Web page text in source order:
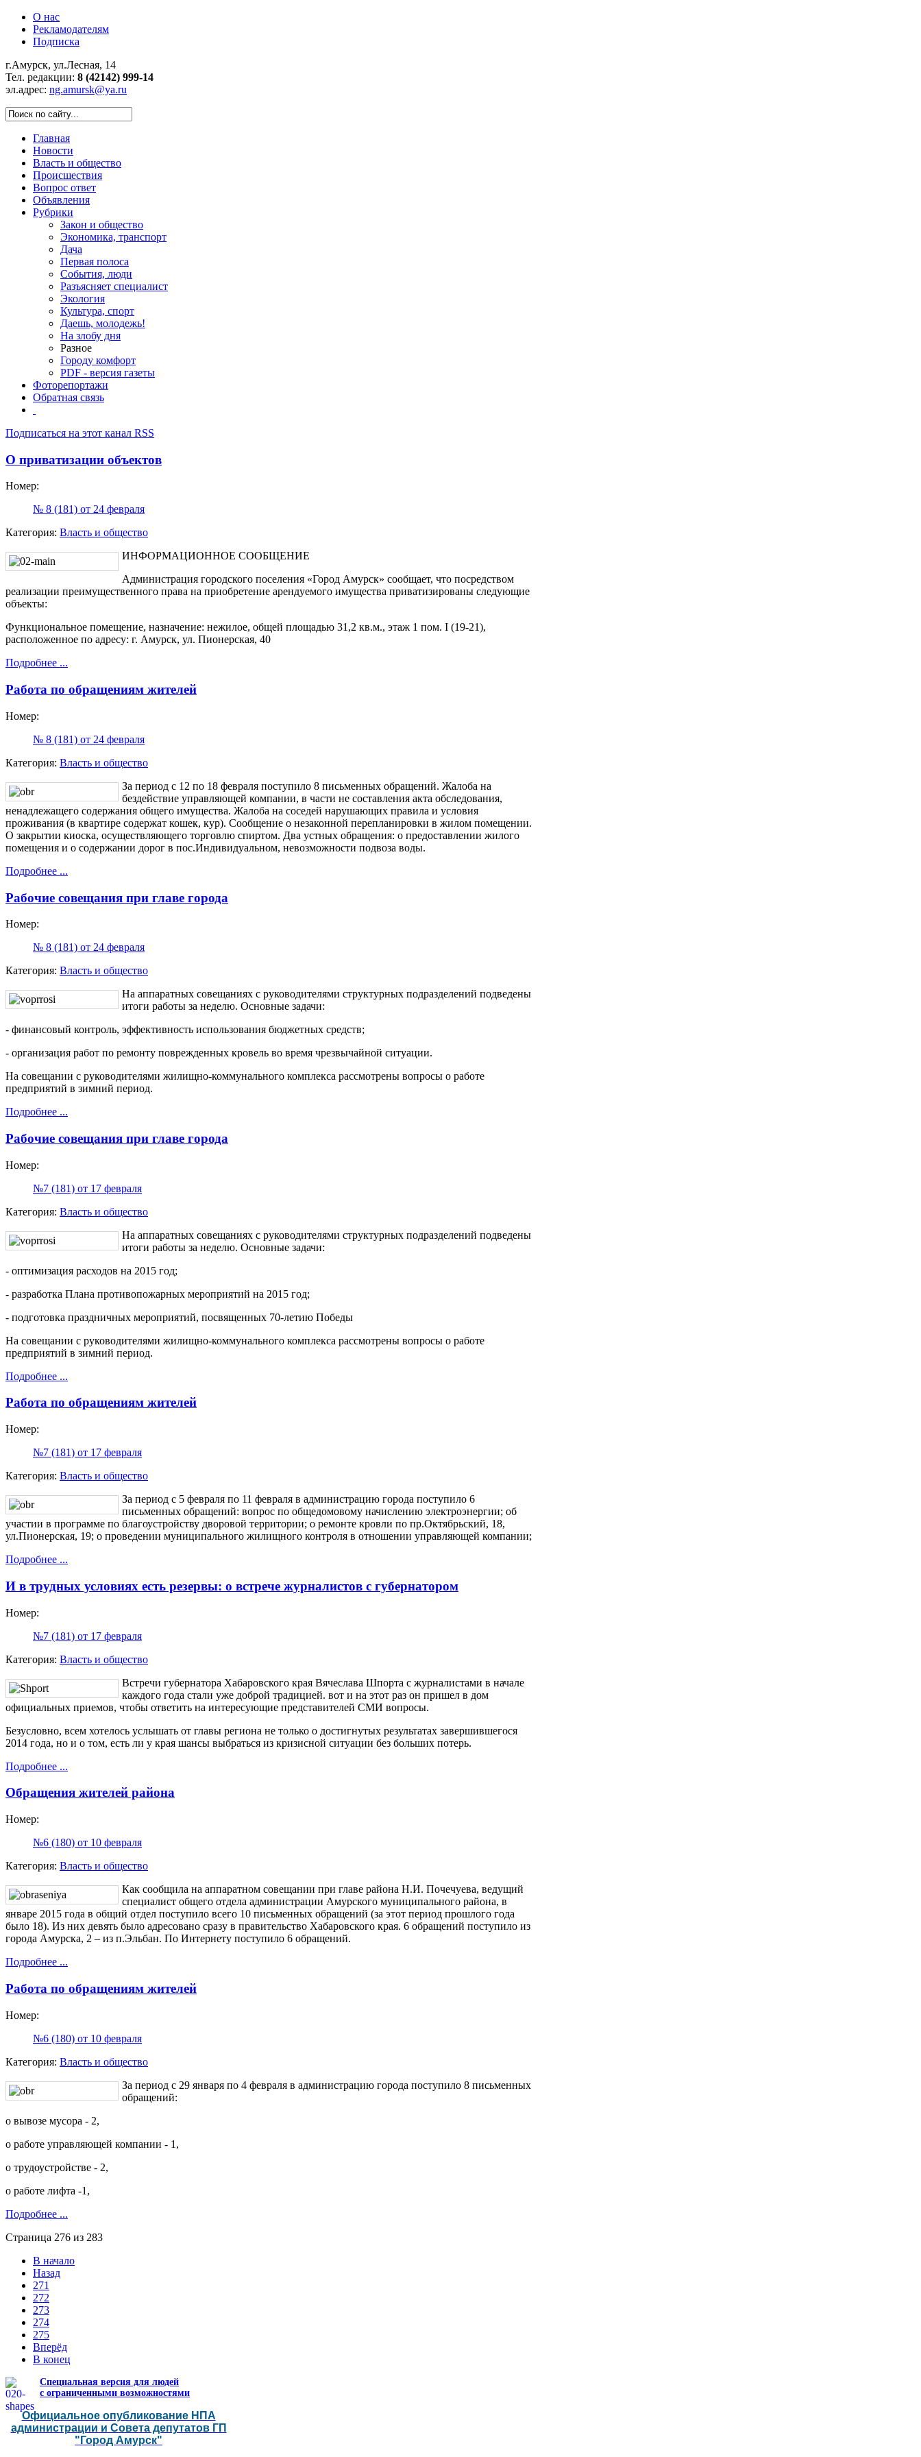
О нас
Рекламодателям
Подписка
г.Амурск, ул.Лесная, 14
Тел. редакции: 8 (42142) 999-14
эл.адрес: ng.amursk@ya.ru
Главная
Новости
Власть и общество
Происшествия
Вопрос ответ
Объявления
Рубрики
Закон и общество
Экономика, транспорт
Дача
Первая полоса
События, люди
Разъясняет специалист
Экология
Культура, спорт
Даешь, молодежь!
На злобу дня
Разное
Городу комфорт
PDF - версия газеты
Фоторепортажи
Обратная связь
Подписаться на этот канал RSS
О приватизации объектов
Номер:
№ 8 (181) от 24 февраля
Категория: Власть и общество
ИНФОРМАЦИОННОЕ СООБЩЕНИЕ
Администрация городского поселения «Город Амурск» сообщает, что посредством
реализации преимущественного права на приобретение арендуемого имущества приватизированы следующие
объекты:
Функциональное помещение, назначение: нежилое, общей площадью 31,2 кв.м., этаж 1 пом. I (19-21),
расположенное по адресу: г. Амурск, ул. Пионерская, 40
Подробнее ...
Работа по обращениям жителей
Номер:
№ 8 (181) от 24 февраля
Категория: Власть и общество
За период с 12 по 18 февраля поступило 8 письменных обращений. Жалоба на
бездействие управляющей компании, в части не составления акта обследования,
ненадлежащего содержания общего имущества. Жалоба на соседей нарушающих правила и условия
проживания (в квартире содержат кошек, кур). Сообщение о незаконной перепланировки в жилом помещении.
О закрытии киоска, осуществляющего торговлю спиртом. Два устных обращения: о предоставлении жилого
помещения и о содержании дорог в пос.Индивидуальном, невозможности подвоза воды.
Подробнее ...
Рабочие совещания при главе города
Номер:
№ 8 (181) от 24 февраля
Категория: Власть и общество
На аппаратных совещаниях с руководителями структурных подразделений подведены
итоги работы за неделю. Основные задачи:
- финансовый контроль, эффективность использования бюджетных средств;
- организация работ по ремонту поврежденных кровель во время чрезвычайной ситуации.
На совещании с руководителями жилищно-коммунального комплекса рассмотрены вопросы о работе
предприятий в зимний период.
Подробнее ...
Рабочие совещания при главе города
Номер:
№7 (181) от 17 февраля
Категория: Власть и общество
На аппаратных совещаниях с руководителями структурных подразделений подведены
итоги работы за неделю. Основные задачи:
- оптимизация расходов на 2015 год;
- разработка Плана противопожарных мероприятий на 2015 год;
- подготовка праздничных мероприятий, посвященных 70-летию Победы
На совещании с руководителями жилищно-коммунального комплекса рассмотрены вопросы о работе
предприятий в зимний период.
Подробнее ...
Работа по обращениям жителей
Номер:
№7 (181) от 17 февраля
Категория: Власть и общество
За период с 5 февраля по 11 февраля в администрацию города поступило 6
письменных обращений: вопрос по общедомовому начислению электроэнергии; об
участии в программе по благоустройству дворовой территории; о ремонте кровли по пр.Октябрьский, 18,
ул.Пионерская, 19; о проведении муниципального жилищного контроля в отношении управляющей компании;
Подробнее ...
И в трудных условиях есть резервы: о встрече журналистов с губернатором
Номер:
№7 (181) от 17 февраля
Категория: Власть и общество
Встречи губернатора Хабаровского края Вячеслава Шпорта с журналистами в начале
каждого года стали уже доброй традицией. вот и на этот раз он пришел в дом
официальных приемов, чтобы ответить на интересующие представителей СМИ вопросы.
Безусловно, всем хотелось услышать от главы региона не только о достигнутых результатах завершившегося
2014 года, но и о том, есть ли у края шансы выбраться из кризисной ситуации без больших потерь.
Подробнее ...
Обращения жителей района
Номер:
№6 (180) от 10 февраля
Категория: Власть и общество
Как сообщила на аппаратном совещании при главе района Н.И. Почечуева, ведущий
специалист общего отдела администрации Амурского муниципального района, в
январе 2015 года в общий отдел поступило всего 10 письменных обращений (за этот период прошлого года
было 18). Из них девять было адресовано сразу в правительство Хабаровского края. 6 обращений поступило из
города Амурска, 2 – из п.Эльбан. По Интернету поступило 6 обращений.
Подробнее ...
Работа по обращениям жителей
Номер:
№6 (180) от 10 февраля
Категория: Власть и общество
За период с 29 января по 4 февраля в администрацию города поступило 8 письменных
обращений:
о вывозе мусора - 2,
о работе управляющей компании - 1,
о трудоустройстве - 2,
о работе лифта -1,
Подробнее ...
Страница 276 из 283
В начало
Назад
271
272
273
274
275
Вперёд
В конец
Специальная версия для людей
с ограниченными возможностями
Официальное опубликование НПА
администрации и Совета депутатов ГП
"Город Амурск"